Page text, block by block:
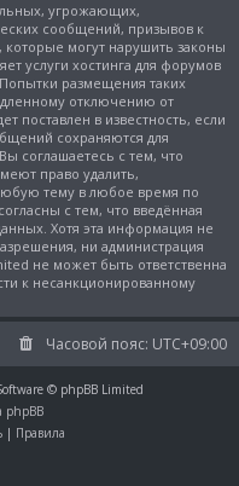
угрожающих,
сообщений, призывов к
могут нарушить законы
услуги хостинга для форумов
размещения таких
отключению от
поставлен в известность, если
сохраняются для
соглашаетесь с тем, что
право удалить,
тему в любое время по
с тем, что введённая
Хотя эта информация не
ни администрация
не может быть ответственна
к несанкционированному
Часовой пояс: UTC+09:00
© phpBB Limited
phpBB
| Правила